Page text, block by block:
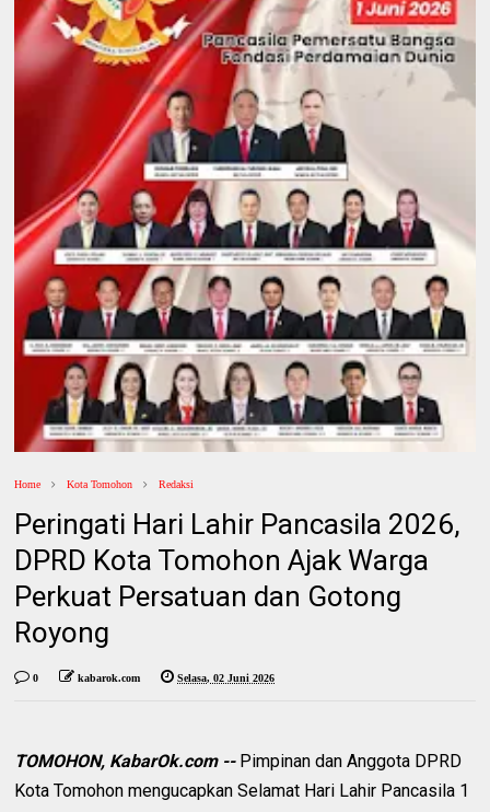
Home Kota Tomohon Redaksi
Peringati Hari Lahir Pancasila 2026,
DPRD Kota Tomohon Ajak Warga
Perkuat Persatuan dan Gotong
Royong
0 kabarok.com Selasa, 02 Juni 2026
TOMOHON, KabarOk.com -- Pimpinan dan Anggota DPRD
Kota Tomohon mengucapkan Selamat Hari Lahir Pancasila 1